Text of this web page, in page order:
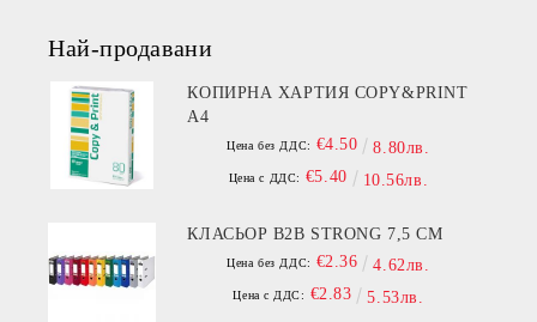
Най-продавани
КОПИРНА ХАРТИЯ COPY&PRINT
A4
Цена без ДДС: €4.50 8.80лв.
Цена с ДДС: €5.40 10.56лв.
КЛАСЬОР B2B STRONG 7,5 СМ
Цена без ДДС: €2.36 4.62лв.
Цена с ДДС: €2.83 5.53лв.